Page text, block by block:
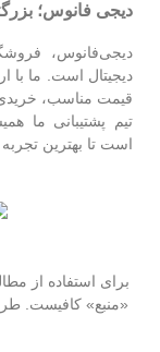
دیجی فانوس؛
دیجی‌فانوس،
دیجیتال است. ما با
قیمت مناسب،
تیم پشتیبانی ما
است تا بهترین تجربه
برای استفاده از
«منبع» کافیست.